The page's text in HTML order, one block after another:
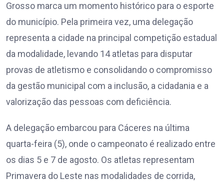
Grosso marca um momento histórico para o esporte
do município. Pela primeira vez, uma delegação
representa a cidade na principal competição estadual
da modalidade, levando 14 atletas para disputar
provas de atletismo e consolidando o compromisso
da gestão municipal com a inclusão, a cidadania e a
valorização das pessoas com deficiência.
A delegação embarcou para Cáceres na última
quarta-feira (5), onde o campeonato é realizado entre
os dias 5 e 7 de agosto. Os atletas representam
Primavera do Leste nas modalidades de corrida,